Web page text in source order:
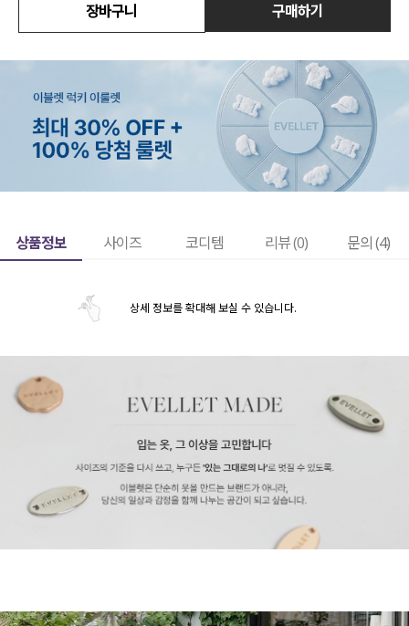
장바구니 구매하기
상품정보 사이즈 코디템 리뷰 (0) 문의 (4)
상세 정보를 확대해 보실 수 있습니다.